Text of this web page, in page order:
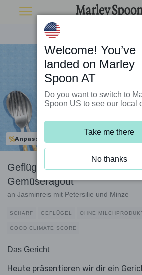
Anpassbar
Geflügelhackbällchen in
Gemüseragout
an Jasminreis mit Petersilie und Minze
SCHARF GEFLÜGEL OHNE
GOOD CLIMATE SCORE
Das Gericht
Heute präsentieren wir dir ein
Welcome! You’ve
landed on Marley
Spoon AT
Do you want to switch to
Spoon US to see our local
Take me there
No thanks